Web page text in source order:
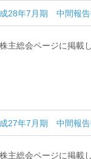
28年7月期 中間報
主総会ページに掲載
27年7月期 中間報
主総会ページに掲載